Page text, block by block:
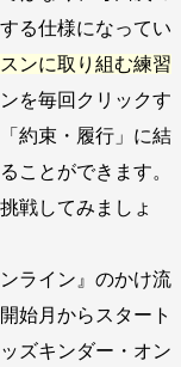
る仕様になってい
ンに取り組む練習
を毎回クリックす
約束・履行」に結
ことができます。
戦してみましょ
ライン』のかけ流
始月からスタート
ズキンダー・オン